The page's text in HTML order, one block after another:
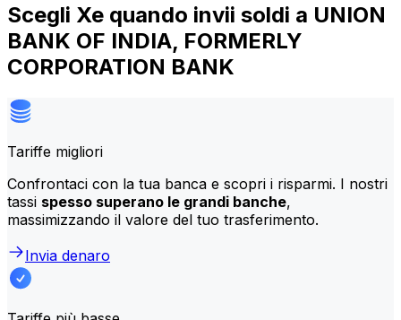
Scegli Xe quando invii soldi a UNION
BANK OF INDIA, FORMERLY
CORPORATION BANK
Tariffe migliori
Confrontaci con la tua banca e scopri i risparmi. I nostri
tassi spesso superano le grandi banche,
massimizzando il valore del tuo trasferimento.
Invia denaro